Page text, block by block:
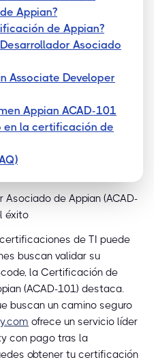
Appian?
de Appian?
Asociado
Associate Developer
Appian ACAD-101
en la certificación de
de Appian (ACAD-
éxito
de TI puede
buscan validar su
la Certificación de
(ACAD-101) destaca.
buscan un camino seguro
ofrece un servicio líder
con pago tras la
obtener tu certificación